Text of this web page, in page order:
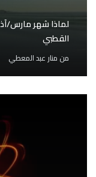
لماذا شهر مارس/
القطبي
من منار عبد المعطي